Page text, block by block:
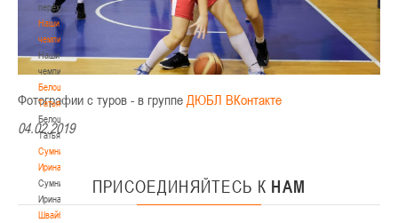
переходах
Наши
чемпионы
Наши
чемпионы
Белошапко
Татьяна
Белошапко
Татьяна
Сумникова
Ирина
Сумникова
Ирина
Швайбович
Фотографии с туров - в группе ДЮБЛ ВКонтакте
04.02.2019
ПРИСОЕДИНЯЙТЕСЬ К НАМ